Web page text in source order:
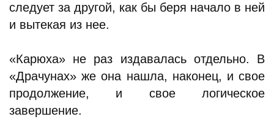
следует за другой, как бы беря начало в ней
и вытекая из нее.
«Карюха» не раз издавалась отдельно. В
«Драчунах» же она нашла, наконец, и свое
продолжение, и свое логическое
завершение.